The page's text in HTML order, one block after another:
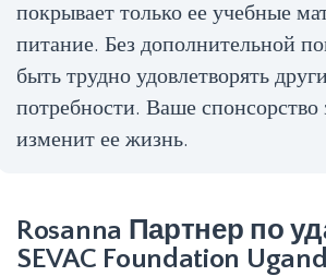
покрывает только ее учебные
питание. Без дополнительной
быть трудно удовлетворять
потребности. Ваше спонсорство
изменит ее жизнь.
Rosanna Партнер по
SEVAC Foundation